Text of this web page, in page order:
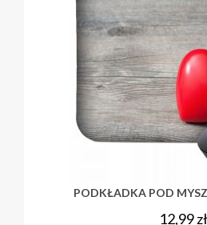
PODKŁADKA POD
12,99zł